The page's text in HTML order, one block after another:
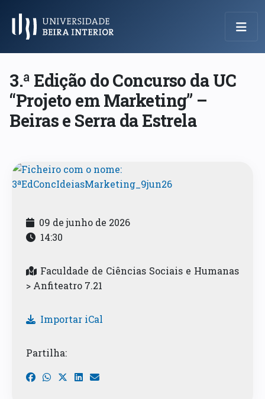
Menu Principal
3.ª Edição do Concurso da UC
“Projeto em Marketing” –
Beiras e Serra da Estrela
09 de junho de 2026
14:30
Faculdade de Ciências Sociais e Humanas
> Anfiteatro 7.21
Importar iCal
Partilha: